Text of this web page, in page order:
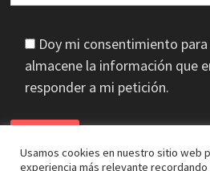
Doy mi consentimiento
almacene la información que
responder a mi petición.
Usamos cookies en nuestro sitio web
experiencia más relevante